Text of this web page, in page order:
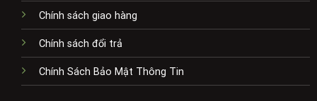
Chính sách giao hàng
Chính sách đổi trả
Chính Sách Bảo Mật Thông Tin